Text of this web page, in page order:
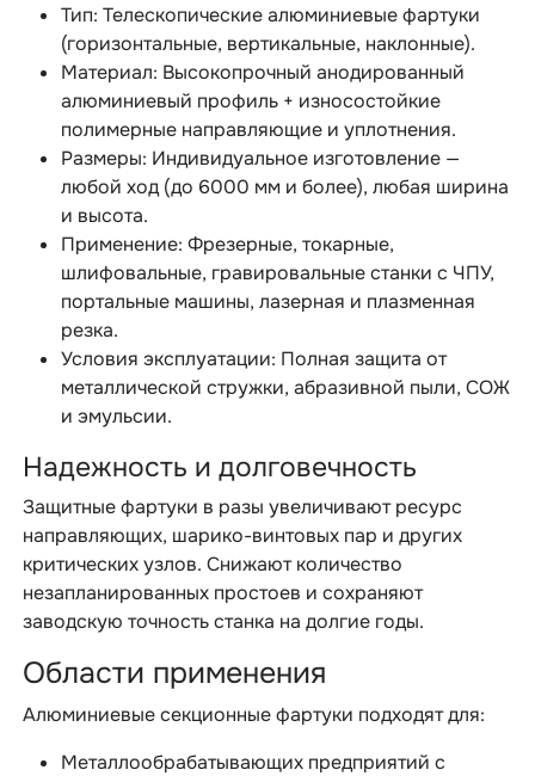
Тип: Телескопические алюминиевые фартуки
(горизонтальные, вертикальные, наклонные).
Материал: Высокопрочный анодированный
алюминиевый профиль + износостойкие
полимерные направляющие и уплотнения.
Размеры: Индивидуальное изготовление —
любой ход (до 6000 мм и более), любая ширина
и высота.
Применение: Фрезерные, токарные,
шлифовальные, гравировальные станки с ЧПУ,
портальные машины, лазерная и плазменная
резка.
Условия эксплуатации: Полная защита от
металлической стружки, абразивной пыли, СОЖ
и эмульсии.
Надежность и долговечность
Защитные фартуки в разы увеличивают ресурс
направляющих, шарико-винтовых пар и других
критических узлов. Снижают количество
незапланированных простоев и сохраняют
заводскую точность станка на долгие годы.
Области применения
Алюминиевые секционные фартуки подходят для:
Металлообрабатывающих предприятий с